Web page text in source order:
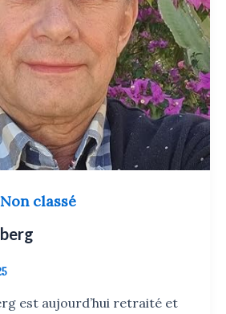
Non classé
est aujourd’hui retraité et